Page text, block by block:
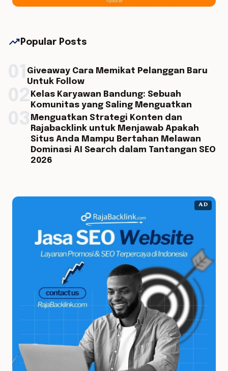
trending_up Popular Posts
Giveaway Cara Memikat Pelanggan Baru
Untuk Follow
Kelas Karyawan Bandung: Sebuah
Komunitas yang Saling Menguatkan
Menguatkan Strategi Konten dan
Rajabacklink untuk Menjawab Apakah
Situs Anda Mampu Bertahan Melawan
Dominasi AI Search dalam Tantangan SEO
2026
AD